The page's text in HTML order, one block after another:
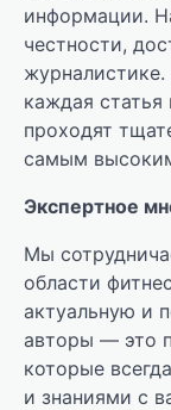
информации.
честности,
каждая
проходят
самым
Экспертное
Мы
области
актуальную и
авторы — это
которые
и знаниями с